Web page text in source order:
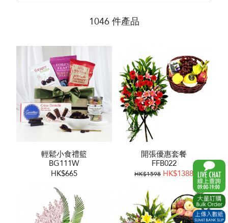
1046 件產品
輕鬆小食禮籃
BG111W
HK$665
開張優惠套餐
FFB022
HK$1598 HK$1388